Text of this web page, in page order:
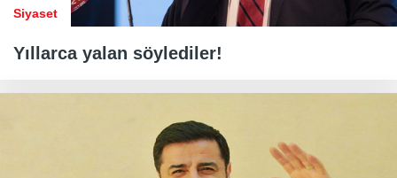
Siyaset
Yıllarca yalan söylediler!